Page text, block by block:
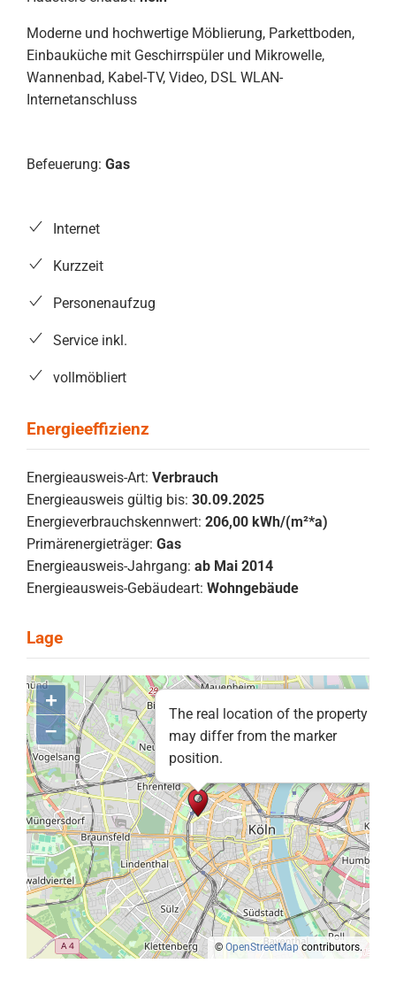
Moderne und hochwertige Möblierung, Parkettboden,
Einbauküche mit Geschirrspüler und Mikrowelle,
Wannenbad, Kabel-TV, Video, DSL WLAN-
Internetanschluss
Befeuerung: Gas
Internet
Kurzzeit
Personenaufzug
Service inkl.
vollmöbliert
Energieausweis-Art: Verbrauch
Energieausweis gültig bis: 30.09.2025
Energieverbrauchskennwert: 206,00 kWh/(m²*a)
Primärenergieträger: Gas
Energieausweis-Jahrgang: ab Mai 2014
Energieausweis-Gebäudeart: Wohngebäude
The real location of the property
may differ from the marker
position.
+
–
©OpenStreetMapcontributors.